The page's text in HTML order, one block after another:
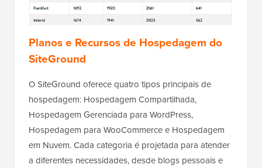
Planos e Recursos de Hospedagem do
SiteGround
O SiteGround oferece quatro tipos principais de
hospedagem: Hospedagem Compartilhada,
Hospedagem Gerenciada para WordPress,
Hospedagem para WooCommerce e Hospedagem
em Nuvem. Cada categoria é projetada para atender
a diferentes necessidades, desde blogs pessoais e